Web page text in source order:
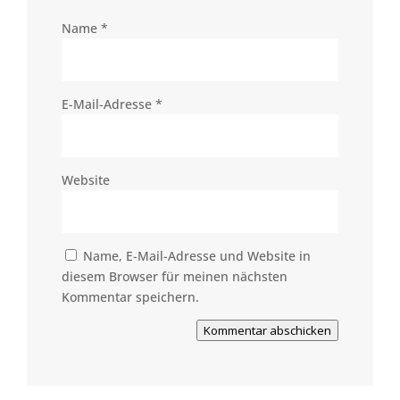
Name *
E-Mail-Adresse *
Website
Name, E-Mail-Adresse und Website in
diesem Browser für meinen nächsten
Kommentar speichern.
Kommentar abschicken